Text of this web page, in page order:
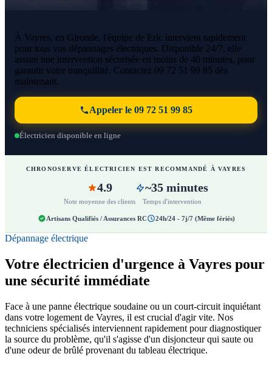
À Vayres, en Gironde, l'équipe de Eric intervient rapidement
pour tous vos dépannages électriques. Disponible 24/7, elle
assure une intervention sécurisée en moins de 40 minutes, pour
garantir votre tranquillité. Contactez 09 72 51 99 85 dès
maintenant.
Appeler le 09 72 51 99 85
Électricien disponible en ligne
CHRONOSERVE ÉLECTRICIEN EST RECOMMANDÉ À VAYRES
4.9
Note moyenne des clients
~35 minutes
Temps d'intervention
Artisans Qualifiés / Assurances RC 24h/24 - 7j/7 (Même fériés)
Dépannage électrique
Votre électricien d'urgence à Vayres pour
une sécurité immédiate
Face à une panne électrique soudaine ou un court-circuit inquiétant
dans votre logement de Vayres, il est crucial d'agir vite. Nos
techniciens spécialisés interviennent rapidement pour diagnostiquer
la source du problème, qu'il s'agisse d'un disjoncteur qui saute ou
d'une odeur de brûlé provenant du tableau électrique.